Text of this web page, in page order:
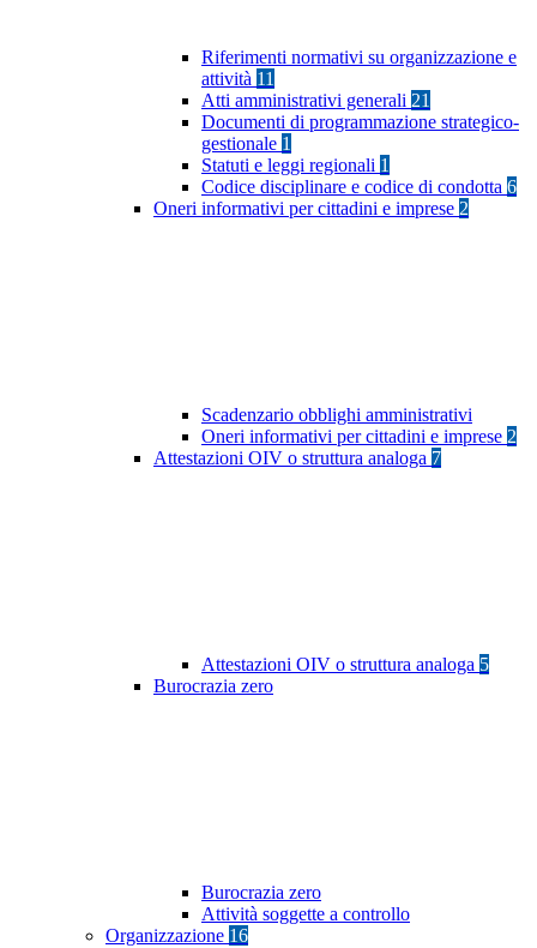
Riferimenti normativi su organizzazione e
attività 11
Atti amministrativi generali 21
Documenti di programmazione strategico-
gestionale 1
Statuti e leggi regionali 1
Codice disciplinare e codice di condotta 6
Oneri informativi per cittadini e imprese 2
Scadenzario obblighi amministrativi
Oneri informativi per cittadini e imprese 2
Attestazioni OIV o struttura analoga 7
Attestazioni OIV o struttura analoga 5
Burocrazia zero
Burocrazia zero
Attività soggette a controllo
Organizzazione 16